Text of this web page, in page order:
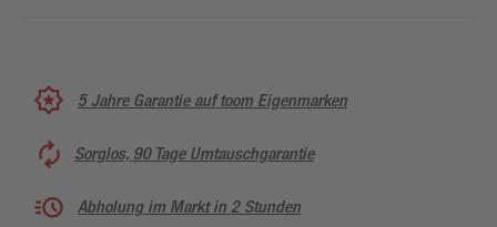
5 Jahre Garantie auf toom Eigenmarken
Sorglos, 90 Tage Umtauschgarantie
Abholung im Markt in 2 Stunden